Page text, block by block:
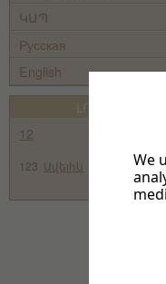
ԿԱՊ
Русская
English
ԼՈՒՅՍ ԱՆՄԱՐ
12
123 Ավելին
We